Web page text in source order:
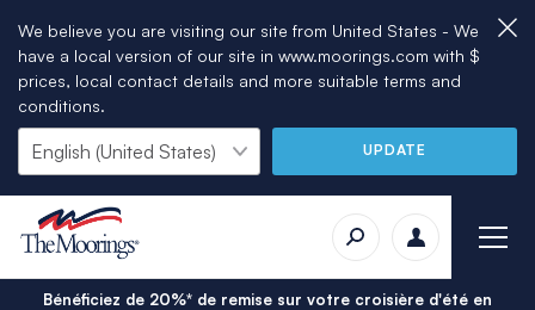
We believe you are visiting our site from United States - We
have a local version of our site in www.moorings.com with $
prices, local contact details and more suitable terms and
conditions.
UPDATE
Bénéficiez de 20%* de remise sur votre croisière d'été en